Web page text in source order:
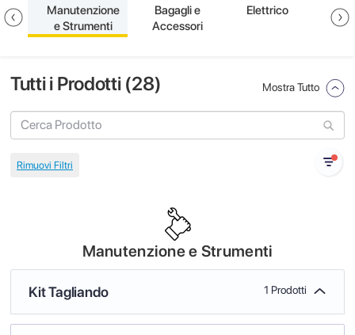
Manutenzione
e Strumenti
Bagagli e
Accessori
Elettrico
Tutti i Prodotti (28) Mostra Tutto
Manutenzione e Strumenti
Kit Tagliando 1 Prodotti